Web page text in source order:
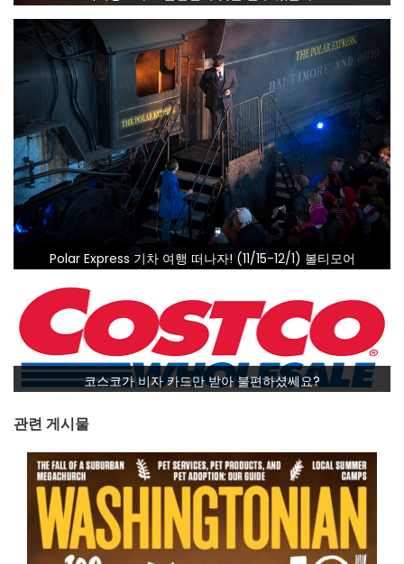
Polar Express 기차 여행 떠나자! (11/15-12/1) 볼티모어
코스코가 비자 카드만 받아 불편하셨쎄요?
관련 게시물